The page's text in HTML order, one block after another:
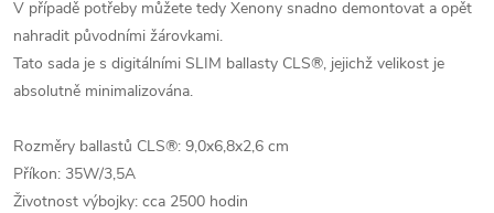
V případě potřeby můžete tedy Xenony snadno demontovat a opět
nahradit původními žárovkami.
Tato sada je s digitálními SLIM ballasty CLS®, jejichž velikost je
absolutně minimalizována.
Rozměry ballastů CLS®: 9,0x6,8x2,6 cm
Příkon: 35W/3,5A
Životnost výbojky: cca 2500 hodin